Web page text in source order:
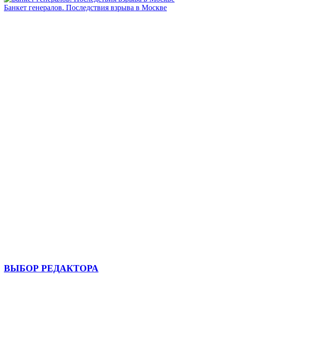
Банкет генералов. Последствия взрыва в Москве
ВЫБОР РЕДАКТОРА